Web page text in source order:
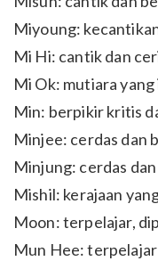
Miyoung:
Mi Hi: cantik dan
Mi Ok: mutiara yang
Min: berpikir kritis
Minjee: cerdas dan
Minjung: cerdas
Mishil: kerajaan
Moon: terpelajar,
Mun Hee: